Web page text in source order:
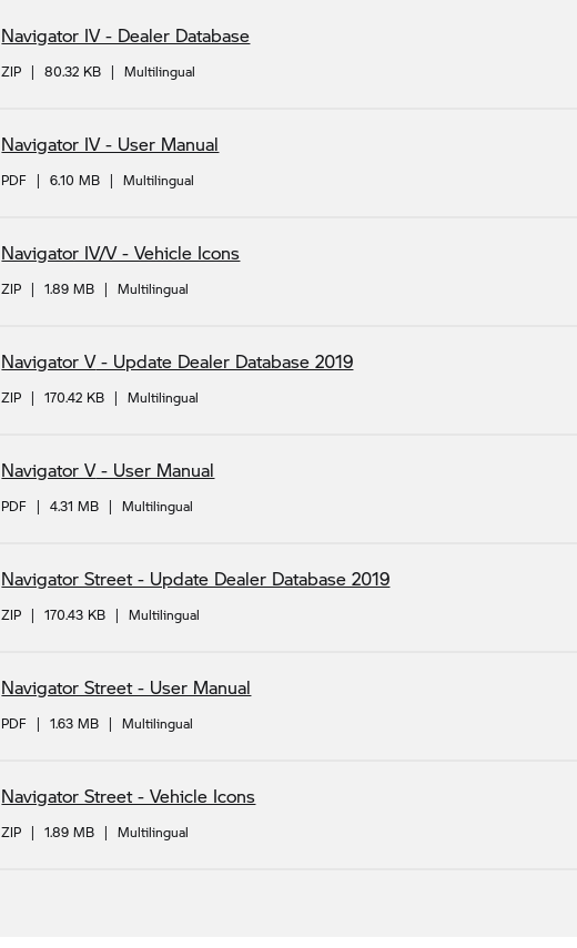
Navigator IV - Dealer Database
ZIP | 80.32 KB | Multilingual
Navigator IV - User Manual
PDF | 6.10 MB | Multilingual
Navigator IV/V - Vehicle Icons
ZIP | 1.89 MB | Multilingual
Navigator V- Update Dealer Database 2019
ZIP | 170.42 KB | Multilingual
Navigator V- User Manual
PDF | 4.31 MB | Multilingual
Navigator Street - Update Dealer Database 2019
ZIP | 170.43 KB | Multilingual
Navigator Street - User Manual
PDF | 1.63 MB | Multilingual
Navigator Street - Vehicle Icons
ZIP | 1.89 MB | Multilingual